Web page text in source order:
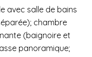
avec salle de bains
chambre
(baignoire et
panoramique;